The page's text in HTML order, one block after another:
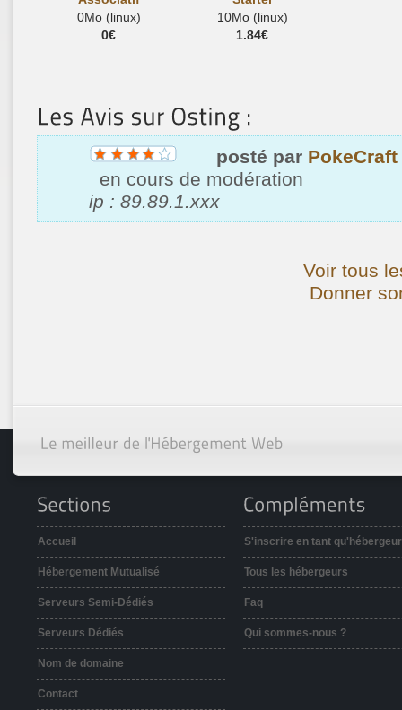
0Mo (linux)
0€
10Mo (linux)
1.84€
posté par PokeCraft
en cours de modération
ip : 89.89.1.xxx
Voir tous
Donner
Accueil
Hébergement Mutualisé
Serveurs Semi-Dédiés
Serveurs Dédiés
Nom de domaine
Contact
S'inscrire en tant qu'hébergeur
Tous les hébergeurs
Faq
Qui sommes-nous ?